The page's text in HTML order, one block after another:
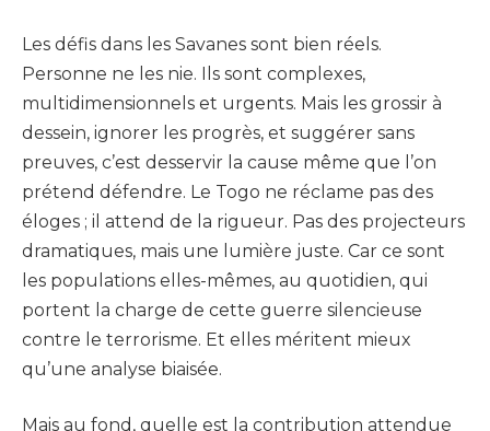
Les défis dans les Savanes sont bien réels.
Personne ne les nie. Ils sont complexes,
multidimensionnels et urgents. Mais les grossir à
dessein, ignorer les progrès, et suggérer sans
preuves, c’est desservir la cause même que l’on
prétend défendre. Le Togo ne réclame pas des
éloges ; il attend de la rigueur. Pas des projecteurs
dramatiques, mais une lumière juste. Car ce sont
les populations elles-mêmes, au quotidien, qui
portent la charge de cette guerre silencieuse
contre le terrorisme. Et elles méritent mieux
qu’une analyse biaisée.
Mais au fond, quelle est la contribution attendue